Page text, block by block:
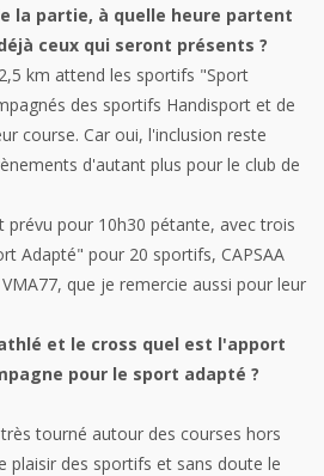
la partie, à quelle heure partent
ceux qui seront présents ?
km attend les sportifs "Sport
des sportifs Handisport et de
course. Car oui, l'inclusion reste
d'autant plus pour le club de
prévu pour 10h30 pétante, avec trois
Adapté" pour 20 sportifs, CAPSAA
que je remercie aussi pour leur
et le cross quel est l'apport
pour le sport adapté ?
tourné autour des courses hors
plaisir des sportifs et sans doute le